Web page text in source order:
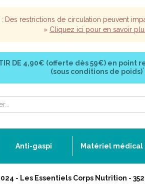
: Des restrictions de circulation peuvent
» Cliquez ici pour en savoir
DE 4,90€ (offerte dès 59€) en point
(sous conditions de poids)*
Anti-gaspi Matériel médical
- Les Essentiels Corps Nutrition -